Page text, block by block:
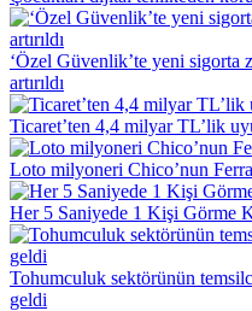
‘Özel Güvenlik’te yeni
artırıldı
Ticaret’ten 4,4 milyar TL’lik
Loto milyoneri Chico’nun
Her 5 Saniyede 1 Kişi Görme
Tohumculuk sektörünün
geldi